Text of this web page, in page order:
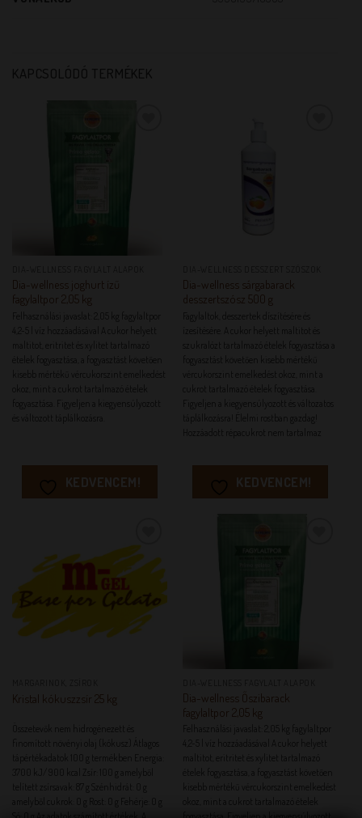
KAPCSOLÓDÓ TERMÉKEK
Dia-wellness joghurt ízű
fagylaltpor 2,05 kg
Felhasználási javaslat: 2,05 kg fagylaltpor
4,2-5 l víz hozzáadásával A cukor helyett
maltitot, eritritet és xylitet tartalmazó
ételek fogyasztása, a fogyasztást követően
kisebb mértékű vércukorszint emelkedést
okoz, mint a cukrot tartalmazó ételek
fogyasztása. Figyeljen a kiegyensúlyozott
és változott táplálkozásra.
KEDVENCEM!
Dia-wellness sárgabarack
desszertszósz 500 g
Fagylaltok, desszertek díszítésére és
ízesítésére. A cukor helyett maltitot és
szukralózt tartalmazó ételek fogyasztása a
fogyasztást követően kisebb mértékű
vércukorszint emelkedést okoz, mint a
cukrot tartalmazó ételek fogyasztása.
Figyeljen a kiegyensúlyozott és változatos
táplálkozásra! Élelmi rostban gazdag!
Hozzáadott répacukrot nem tartalmaz
KEDVENCEM!
KEDVENCEM!
Kristal kókuszzsír 25 kg
Összetevők nem hidrogénezett és
finomított növényi olaj (kókusz) Átlagos
tápértékadatok 100 g termékben Energia:
3700 kJ/ 900 kcal Zsír: 100 g amelyből
telített zsírsavak: 87 g Szénhidrát: 0 g
amelyből cukrok: 0 g Rost: 0 g Fehérje: 0 g
Dia-wellness Őszibarack
fagylaltpor 2,05 kg
Felhasználási javaslat: 2,05 kg fagylaltpor
4,2-5 l víz hozzáadásával A cukor helyett
maltitot, eritritet és xylitet tartalmazó
ételek fogyasztása, a fogyasztást követően
kisebb mértékű vércukorszint emelkedést
okoz, mint a cukrot tartalmazó ételek